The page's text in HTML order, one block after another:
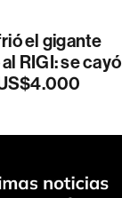
el gigante
RIGI: se cayó